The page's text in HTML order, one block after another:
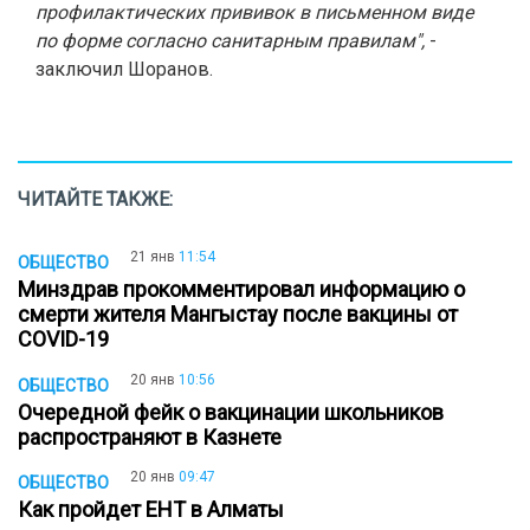
профилактических прививок в письменном виде
по форме согласно санитарным правилам", -
заключил Шоранов.
ЧИТАЙТЕ ТАКЖЕ:
ОБЩЕСТВО 21 янв 11:54
Минздрав прокомментировал информацию о
смерти жителя Мангыстау после вакцины от
COVID-19
ОБЩЕСТВО 20 янв 10:56
Очередной фейк о вакцинации школьников
распространяют в Казнете
ОБЩЕСТВО 20 янв 09:47
Как пройдет ЕНТ в Алматы